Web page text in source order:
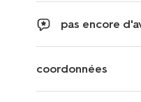
pas encore
coordonnées